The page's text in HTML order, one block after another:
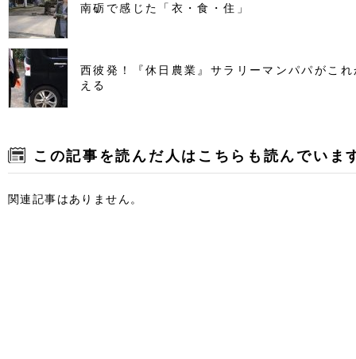
南砺で感じた「衣・食・住」
西彼発！『休日農業』サラリーマンパパがこ
える
この記事を読んだ人はこちらも読んでいま
関連記事はありません。